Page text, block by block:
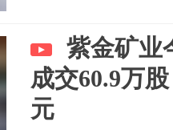
紫金矿业
成交60.9万
元